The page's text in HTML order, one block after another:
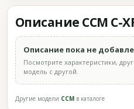
Описание CCM C-
Описание пока не
Посмотрите характеристики,
модель с другой.
Другие модели CCM в каталоге